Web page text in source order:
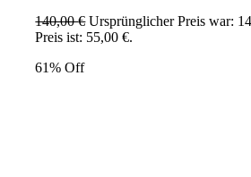
140,00€ Ursprünglicher Preis war:
Preis ist: 55,00 €.
61% Off